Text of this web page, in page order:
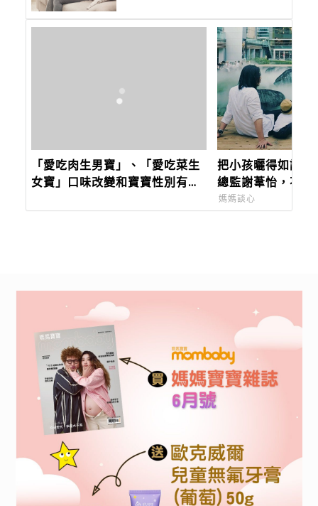
「愛吃肉生男寶」、「愛吃菜生
女寶」口味改變和寶寶性別有
把小孩曬得如詩
總監謝葦怡，不只
穿衣服的女人，連
媽媽談心